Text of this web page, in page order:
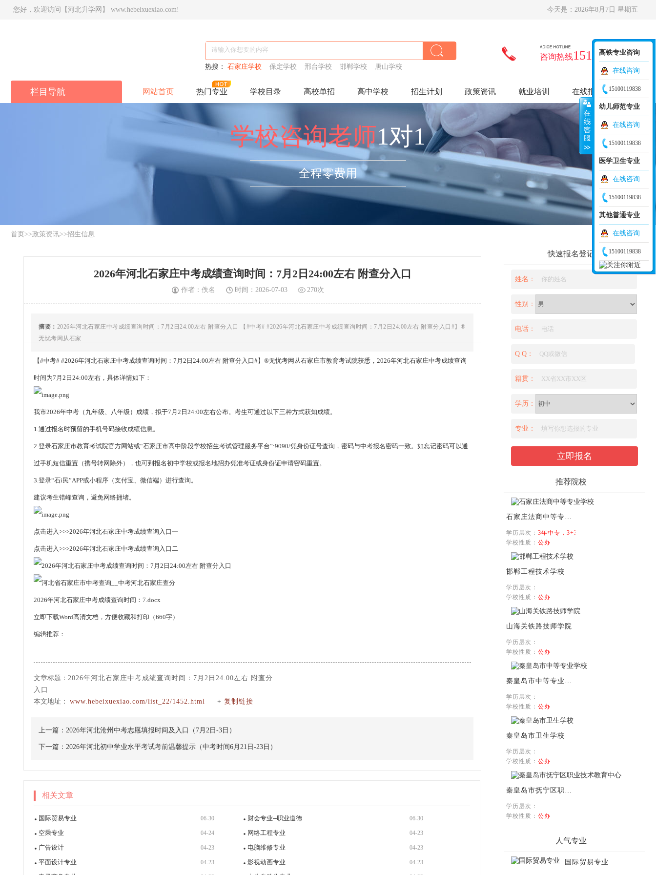
您好，欢迎访问【河北升学网】 www.hebeixuexiao.com! 今天是： 2026年8月7日 星期五
咨询热线15100119838
热搜： 石家庄学校 保定学校 邢台学校 邯郸学校 唐山学校
栏目导航 网站首页 热门专业 学校目录 高校单招 高中学校 招生计划 政策资讯 就业培训 在线报名
学校咨询老师1对1
全程零费用
首页 >>政策资讯>>招生信息
2026年河北石家庄中考成绩查询时间：7月2日24:00左右 附查分入口
作者：佚名 时间：2026-07-03 270次
摘要： 2026年河北石家庄中考成绩查询时间：7月2日24:00左右 附查分入口 【#中考# #2026年河北石家庄中考成绩查询时间：7月2日24:00左右 附查分入口#】®
无忧考网从石家
【#中考# #2026年河北石家庄中考成绩查询时间： 7月2日 24:00左右 附查分入口#】®无忧考网从石家庄市教育考试院获悉，2026年河北石家庄中考成绩查询
时间为7月2日24:00左右，具体详情如下：
我市2026年中考（九年级、八年级）成绩，拟于7月2日24:00左右公布。考生可通过以下三种方式获知成绩。
1.通过报名时预留的手机号码接收成绩信息。
2.登录石家庄市教育考试院官方网站或“石家庄市高中阶段学校招生考试管理服务平台”:9090/凭身份证号查询，密码与中考报名密码一致。如忘记密码可以通
过手机短信重置（携号转网除外），也可到报名初中学校或报名地招办凭准考证或身份证申请密码重置。
3.登录“石i民”APP或小程序（支付宝、微信端）进行查询。
建议考生错峰查询，避免网络拥堵。
点击进入>>>2026年河北石家庄中考成绩查询入口一
点击进入>>>2026年河北石家庄中考成绩查询入口二
2026年河北石家庄中考成绩查询时间：7.docx
立即下载Word高清文档，方便收藏和打印（660字）
编辑推荐：
文章标题： 2026年河北石家庄中考成绩查询时间：7月2日24:00左右 附查分
入口
本文地址： www.hebeixuexiao.com/list_22/1452.html + 复制链接
上一篇： 2026年河北沧州中考志愿填报时间及入口（7月2日-3日）
下一篇： 2026年河北初中学业水平考试考前温馨提示（中考时间6月21日-23日）
相关文章
国际贸易专业 06-30 财会专业--职业道德 06-30
空乘专业 04-24 网络工程专业 04-23
广告设计 04-23 电脑维修专业 04-23
平面设计专业 04-23 影视动画专业 04-23
快速报名登记
姓名：
性别：
电话：
Q Q：
籍贯：
学历：
专业：
推荐院校
石家庄法商中等专业学校
学历层次： 3年中专，3+3学制
学校性质： 公办
邯郸工程技术学校
学历层次：
学校性质： 公办
山海关铁路技师学院
学历层次：
学校性质： 公办
秦皇岛市中等专业学校
学历层次：
学校性质： 公办
秦皇岛市卫生学校
学历层次：
学校性质： 公办
秦皇岛市抚宁区职业技术教育中心
学历层次：
学校性质： 公办
人气专业
国际贸易专业
高铁专业咨询
在线咨询
15100119838
幼儿师范专业
在线咨询
15100119838
医学卫生专业
在线咨询
15100119838
其他普通专业
在线咨询
15100119838